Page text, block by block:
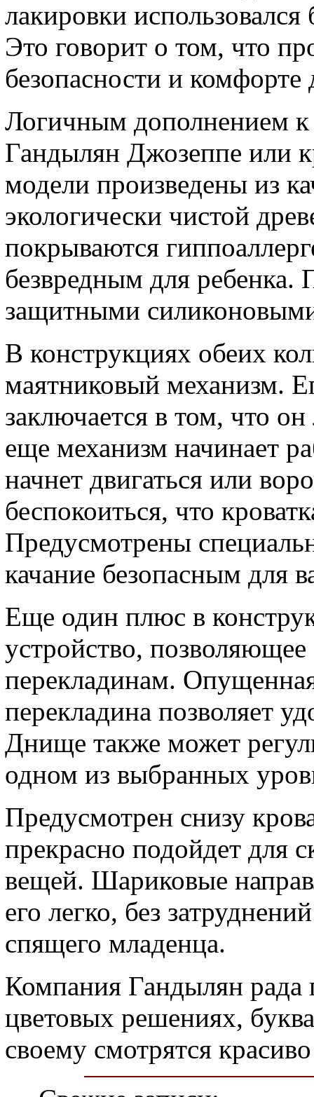
лакировки
Это говорит о том, что
безопасности и комфорте
Логичным дополнением к
Гандылян Джозеппе или
модели произведены из
экологически чистой
покрываются
безвредным для
защитными
В конструкциях обеих
маятниковый механизм.
заключается в том, что он
еще механизм начинает
начнет двигаться или
беспокоиться, что
Предусмотрены
качание безопасным для
Еще один плюс в
устройство,
перекладинам.
перекладина позволяет
Днище также может
одном из выбранных
Предусмотрен снизу
прекрасно подойдет для
вещей. Шариковые
его легко, без
спящего младенца.
Компания Гандылян рада
цветовых решениях,
своему смотрятся